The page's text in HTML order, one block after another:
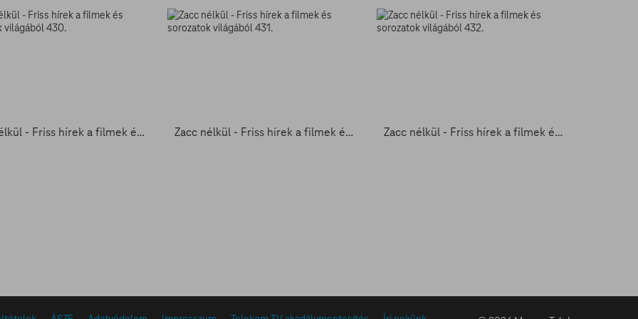
Zacc nélkül - Friss hírek a filmek és sorozatok világából 430. Zacc nélkül - Friss hírek a filmek és sorozatok világából 431. Zacc nélkül - Friss hírek a filmek és sorozatok világából 432.